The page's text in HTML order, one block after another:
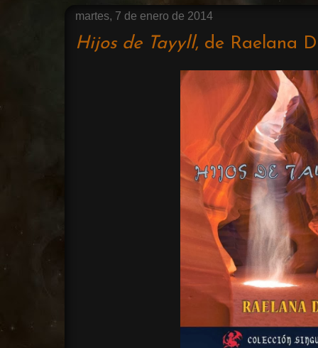
martes, 7 de enero de 2014
Hijos de Tayyll, de Raelana